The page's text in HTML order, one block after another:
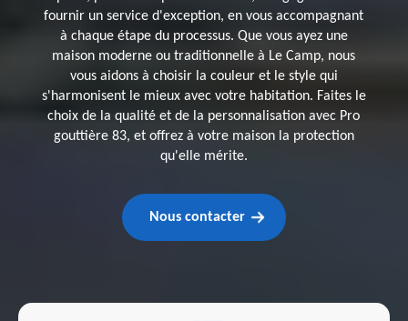
fournir un service d'exception, en vous accompagnant
à chaque étape du processus. Que vous ayez une
maison moderne ou traditionnelle à Le Camp, nous
vous aidons à choisir la couleur et le style qui
s'harmonisent le mieux avec votre habitation. Faites le
choix de la qualité et de la personnalisation avec Pro
gouttière 83, et offrez à votre maison la protection
qu'elle mérite.
Nous contacter